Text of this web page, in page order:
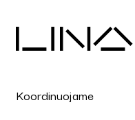
Koordinuojame